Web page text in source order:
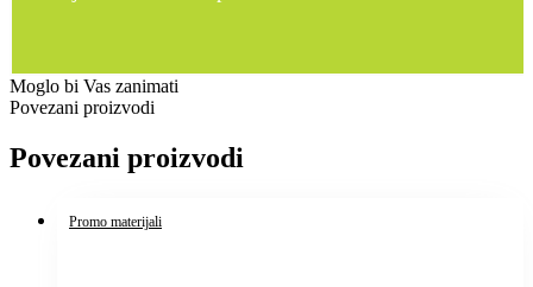
Moglo bi Vas zanimati
Povezani proizvodi
Povezani proizvodi
Promo materijali